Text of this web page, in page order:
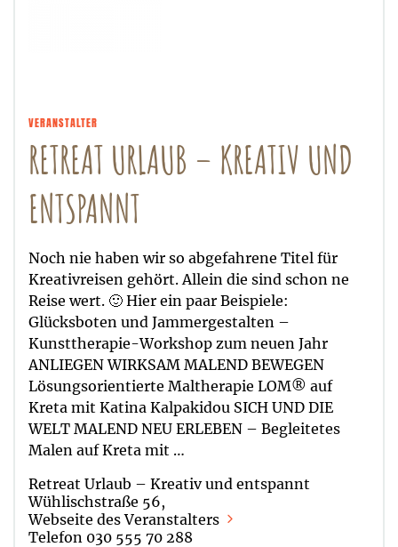
VERANSTALTER
RETREAT URLAUB – KREATIV UND
ENTSPANNT
Noch nie haben wir so abgefahrene Titel für
Kreativreisen gehört. Allein die sind schon ne
Reise wert. 🙂 Hier ein paar Beispiele:
Glücksboten und Jammergestalten –
Kunsttherapie-Workshop zum neuen Jahr
ANLIEGEN WIRKSAM MALEND BEWEGEN
Lösungsorientierte Maltherapie LOM® auf
Kreta mit Katina Kalpakidou SICH UND DIE
WELT MALEND NEU ERLEBEN – Begleitetes
Malen auf Kreta mit …
Retreat Urlaub – Kreativ und entspannt
Wühlischstraße 56,
Webseite des Veranstalters
Telefon 030 555 70 288